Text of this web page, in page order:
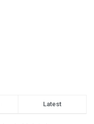
Latest